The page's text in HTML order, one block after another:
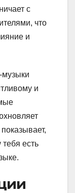
с
что
и
и
тебя есть